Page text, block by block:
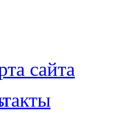
сайта